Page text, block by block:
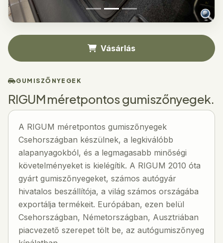
Vásárlás
GUMISZŐNYEGEK
RIGUM méretpontos gumiszőnyegek.
A RIGUM méretpontos gumiszőnyegek
Csehországban készülnek, a legkiválóbb
alapanyagokból, és a legmagasabb minőségi
követelményeket is kielégítik. A RIGUM 2010 óta
gyárt gumiszőnyegeket, számos autógyár
hivatalos beszállítója, a világ számos országába
exportálja termékeit. Európában, ezen belül
Csehországban, Németországban, Ausztriában
piacvezető szerepet tölt be, az autógumiszőnyeg